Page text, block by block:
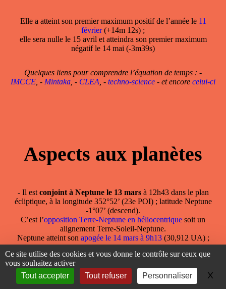
Elle a atteint son premier maximum positif de l’année le 11
février(+14m 12s) ;
elle sera nulle le 15 avril et atteindra son premier maximum
négatif le 14 mai (-3m39s)
Quelques liens pour comprendre l’équation de temps : -
IMCCE, - Mintaka, - CLEA, - techno-science - et encore celui-ci
Aspects aux planètes
- Il est conjoint à Neptune le 13 marsà 12h43 dans le plan
écliptique, à la longitude 352°52’ (23e POI) ; latitude Neptune
-1°07’ (descend).
C’est l’opposition Terre-Neptune en héliocentrique soit un
alignement Terre-Soleil-Neptune.
Neptune atteint son apogée le 14 mars à 9h13(30,912 UA) ;
En héliocentrique,la Terre est opposée à Neptune
longitude 172°/352° 34’, latitude Neptune -1°09’, descend.
Ce site utilise des cookies et vous donne le contrôle sur ceux que
vous souhaitez activer
Tout accepter
Tout refuser Personnaliser X